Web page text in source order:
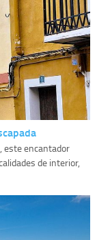
este encantador
de interior,